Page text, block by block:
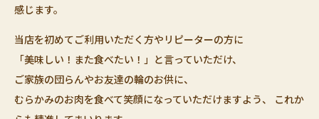
感じます。
当店を初めてご利用いただく方やリピーターの方に
「美味しい！また食べたい！」と言っていただけ、
ご家族の団らんやお友達の輪のお供に、
むらかみのお肉を食べて笑顔になっていただけますよう、
これか